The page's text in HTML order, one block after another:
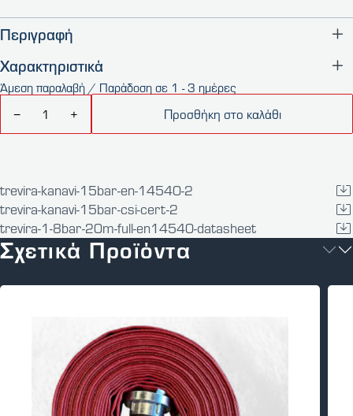
Περιγραφή
Χαρακτηριστικά
Άμεση παραλαβή / Παράδοση σε 1 - 3 ημέρες
−
+ Προσθήκη στο καλάθι
trevira-kanavi-15bar-en-14540-2
trevira-kanavi-15bar-csi-cert-2
trevira-1-8bar-20m-full-en14540-datasheet
Σχετικά Προϊόντα